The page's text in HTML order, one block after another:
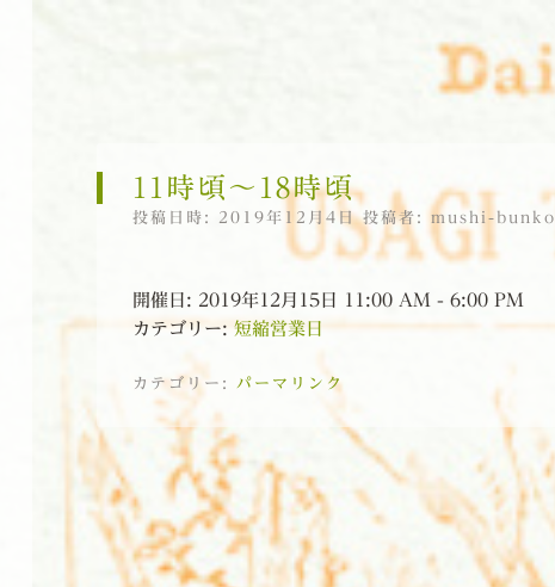
11時頃〜18時頃
投稿日時: 2019年12月4日投稿者: mushi-bunko
開催日: 2019年12月15日 11:00 AM - 6:00 PM
カテゴリー: 短縮営業日
カテゴリー: パーマリンク
投稿ナビゲーション